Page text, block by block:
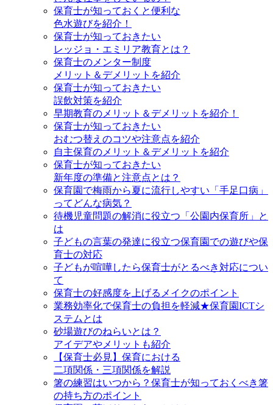
保育士が知っておくと便利な
色水遊びを紹介！
保育士が知っておきたい
レッジョ・エミリア教育とは？
保育士のメンター制度
メリット＆デメリットを紹介
保育士が知っておきたい
誤飲対策を紹介
早期教育のメリット＆デメリットを紹介！
保育士が知っておきたい
おむつ替えのコツや注意点を紹介
自主保育のメリット＆デメリットを紹介
保育士が知っておきたい
新年度の準備と注意点とは？
保育園で梅雨から夏に流行しやすい「手足口病」
ってどんな病気？
待機児童問題の解消に役立つ「公園内保育所」と
は
子どもの言葉の発達に役立つ保育園での遊びや保
育士の対応
子どもが喧嘩したら保育士がとるべき対応につい
て
保育士の好感度を上げるメイクのポイント
業務効率化で保育士の負担を軽減★保育園ICTシ
ステムとは
砂場遊びのねらいとは？
アイデアやメリットも紹介
【保育士必見】保育における
二項関係・三項関係を解説
箸の練習はいつから？保育士が知っておくべき箸
の持ち方のポイント